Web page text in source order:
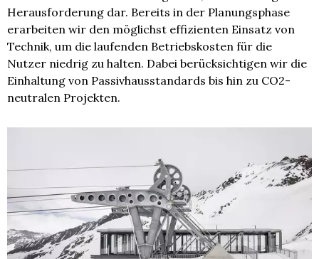
Herausforderung dar. Bereits in der Planungsphase
erarbeiten wir den möglichst effizienten Einsatz von
Technik, um die laufenden Betriebskosten für die
Nutzer niedrig zu halten. Dabei berücksichtigen wir die
Einhaltung von Passivhausstandards bis hin zu CO2-
neutralen Projekten.